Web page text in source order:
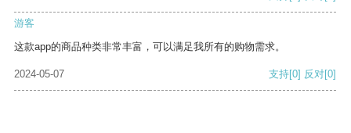
游客
这款app的商品种类非常丰富，可以满足我所有的购物需求。
2024-05-07 支持[0] 反对[0]